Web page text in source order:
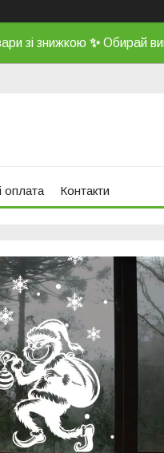
зі знижкою ✨Обирай
оплата Контакти